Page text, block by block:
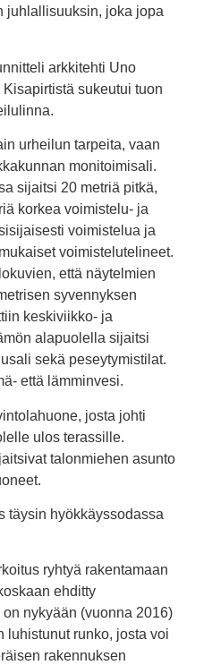
juhlallisuuksin, joka jopa
arkkitehti Uno
sukeutui tuon
urheilun tarpeita, vaan
monitoimisali.
sijaitsi 20 metriä pitkä,
korkea voimistelu- ja
voimistelua ja
voimistelutelineet.
että näytelmien
syvennyksen
keskiviikko- ja
alapuolella sijaitsi
sekä peseytymistilat.
että lämminvesi.
josta johti
ulos terassille.
talonmiehen asunto
täysin hyökkäyssodassa
ryhtyä rakentamaan
ehditty
nykyään (vuonna 2016)
luhistunut runko, josta voi
rakennuksen